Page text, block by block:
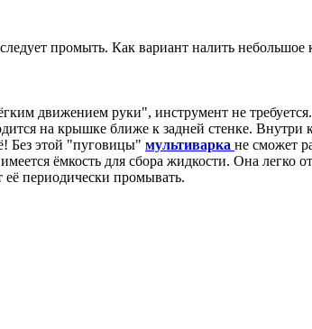
промыть. Как вариант налить небольшое
движением руки", инструмент не требуется.
на крышке ближе к задней стенке.
Без этой "пуговицы" мультиварка не сможет
ёмкость для сбора жидкости. Она легко
периодически промывать.